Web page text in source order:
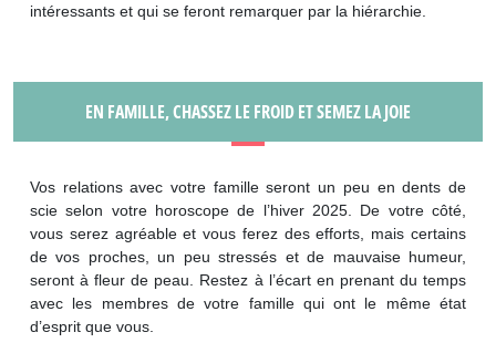
intéressants et qui se feront remarquer par la hiérarchie.
EN FAMILLE, CHASSEZ LE FROID ET SEMEZ LA JOIE
Vos relations avec votre famille seront un peu en dents de
scie selon votre horoscope de l’hiver 2025. De votre côté,
vous serez agréable et vous ferez des efforts, mais certains
de vos proches, un peu stressés et de mauvaise humeur,
seront à fleur de peau. Restez à l’écart en prenant du temps
avec les membres de votre famille qui ont le même état
d’esprit que vous.